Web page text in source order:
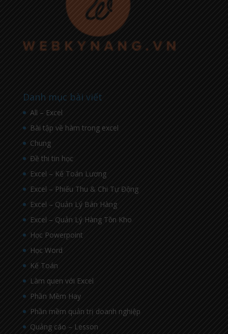
Danh mục bài viết
All – Excel
Bài tập về hàm trong excel
Chung
Đề thi tin học
Excel – Kế Toán Lương
Excel – Phiếu Thu & Chi Tự Động
Excel – Quản Lý Bán Hàng
Excel – Quản Lý Hàng Tồn Kho
Học Powerpoint
Học Word
Kế Toán
Làm quen với Excel
Phần Mềm Hay
Phần mềm quản trị doanh nghiệp
Quảng cáo – Lesson